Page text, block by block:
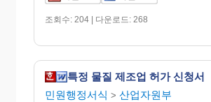
조회수: 204 | 다운로드: 268
특정 물질 제조업 허가 신청서
민원행정서식 > 산업자원부